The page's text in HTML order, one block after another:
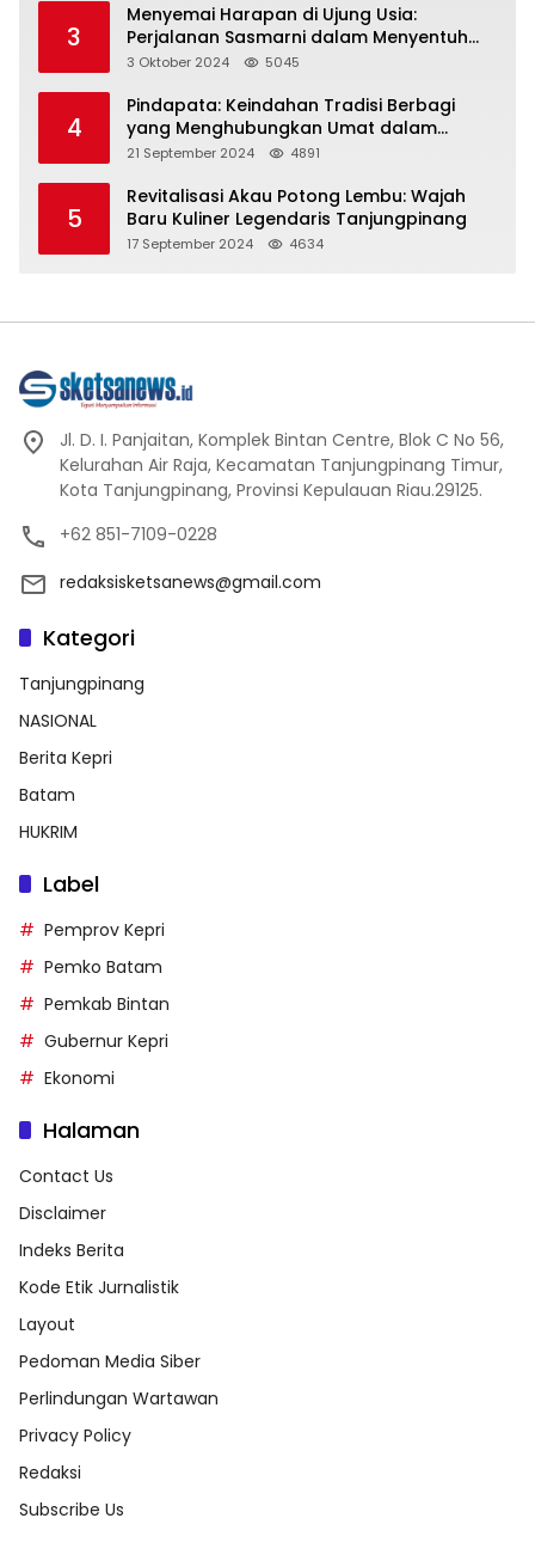
3
Menyemai Harapan di Ujung Usia:
Perjalanan Sasmarni dalam Menyentuh
Hati dan Jiwa
3 Oktober 2024 5045
4
Pindapata: Keindahan Tradisi Berbagi
yang Menghubungkan Umat dalam
Spiritualitas dan Kebersamaan dalam
21 September 2024 4891
5
Revitalisasi Akau Potong Lembu: Wajah
Baru Kuliner Legendaris Tanjungpinang
17 September 2024 4634
Jl. D. I. Panjaitan, Komplek Bintan Centre, Blok C No 56,
Kelurahan Air Raja, Kecamatan Tanjungpinang Timur,
Kota Tanjungpinang, Provinsi Kepulauan Riau.29125.
+62 851-7109-0228
redaksisketsanews@gmail.com
Kategori
Tanjungpinang
NASIONAL
Berita Kepri
Batam
HUKRIM
Label
Pemprov Kepri
Pemko Batam
Pemkab Bintan
Gubernur Kepri
Ekonomi
Halaman
Contact Us
Disclaimer
Indeks Berita
Kode Etik Jurnalistik
Layout
Pedoman Media Siber
Perlindungan Wartawan
Privacy Policy
Redaksi
Subscribe Us